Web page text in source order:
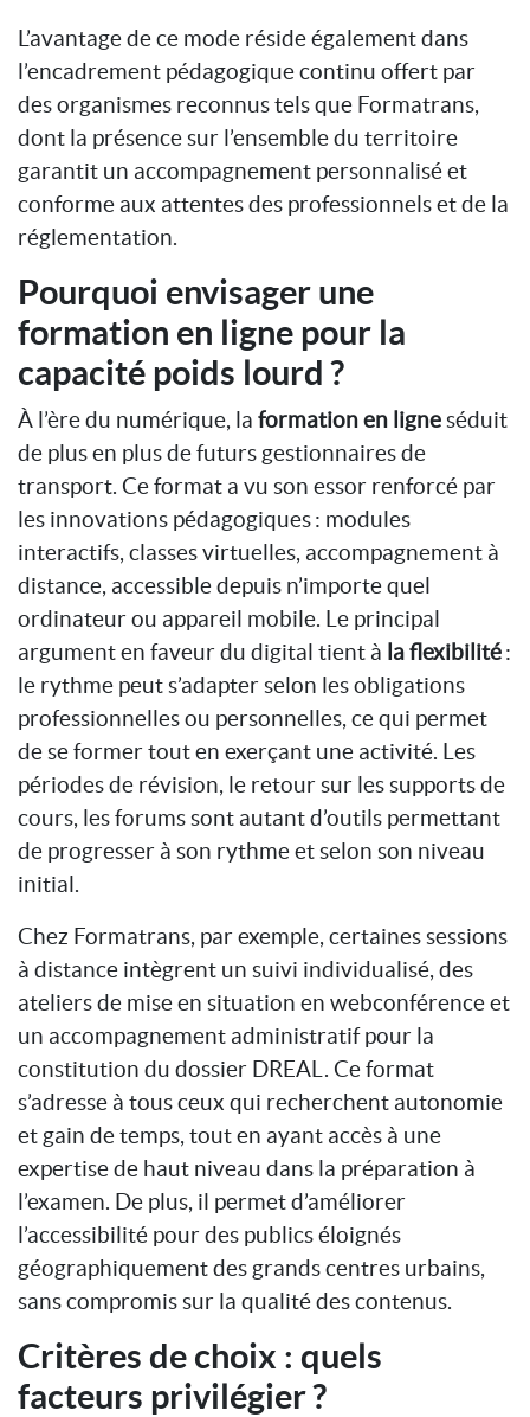
L’avantage de ce mode réside également dans
l’encadrement pédagogique continu offert par
des organismes reconnus tels que Formatrans,
dont la présence sur l’ensemble du territoire
garantit un accompagnement personnalisé et
conforme aux attentes des professionnels et de la
réglementation.
Pourquoi envisager une
formation en ligne pour la
capacité poids lourd ?
À l’ère du numérique, la formation en ligneséduit
de plus en plus de futurs gestionnaires de
transport. Ce format a vu son essor renforcé par
les innovations pédagogiques : modules
interactifs, classes virtuelles, accompagnement à
distance, accessible depuis n’importe quel
ordinateur ou appareil mobile. Le principal
argument en faveur du digital tient à la flexibilité:
le rythme peut s’adapter selon les obligations
professionnelles ou personnelles, ce qui permet
de se former tout en exerçant une activité. Les
périodes de révision, le retour sur les supports de
cours, les forums sont autant d’outils permettant
de progresser à son rythme et selon son niveau
initial.
Chez Formatrans, par exemple, certaines sessions
à distance intègrent un suivi individualisé, des
ateliers de mise en situation en webconférence et
un accompagnement administratif pour la
constitution du dossier DREAL. Ce format
s’adresse à tous ceux qui recherchent autonomie
et gain de temps, tout en ayant accès à une
expertise de haut niveau dans la préparation à
l’examen. De plus, il permet d’améliorer
l’accessibilité pour des publics éloignés
géographiquement des grands centres urbains,
sans compromis sur la qualité des contenus.
Critères de choix : quels
facteurs privilégier ?